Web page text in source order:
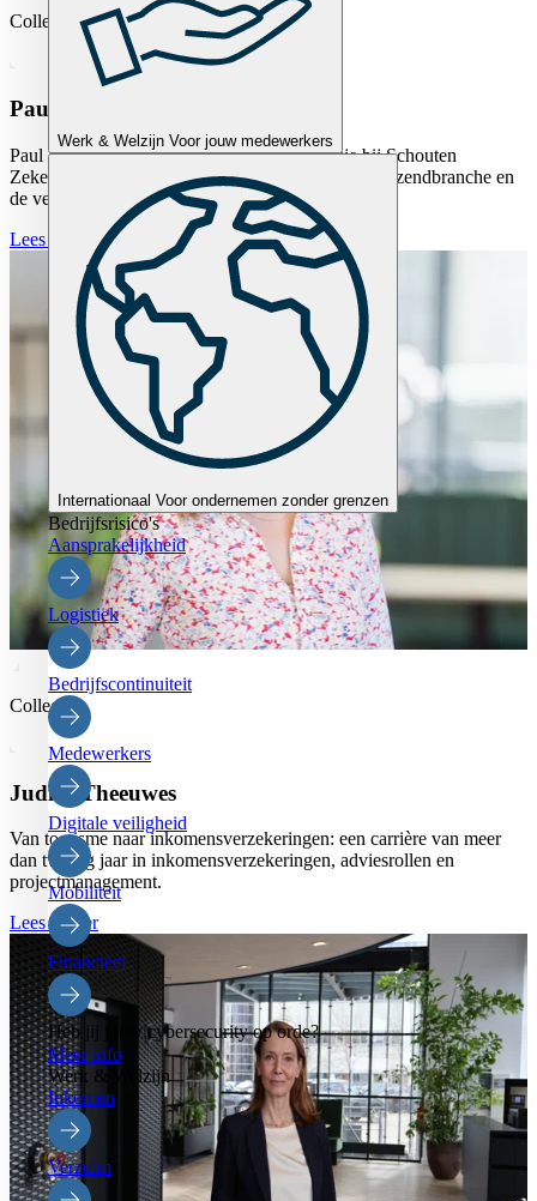
Werk & Welzijn Voor jouw medewerkers
Internationaal Voor ondernemen zonder grenzen
Bedrijfsrisico's
Aansprakelijkheid
Logistiek
Bedrijfscontinuiteit
Medewerkers
Digitale veiligheid
Mobiliteit
Financieel
Heb jij jouw cybersecurity op orde?
Meer info
Werk & Welzijn
Inkomen
Verzuim
Collega’s
Paul Berer
Paul Berer nam via een oud-collega een kijkje bij Schouten
Zekerheid. Na jaren in commerciële functies, de uitzendbranche en
de verzekeringswereld.
Lees verder
Collega’s
Judith Theeuwes
Van toerisme naar inkomensverzekeringen: een carrière van meer
dan twintig jaar in inkomensverzekeringen, adviesrollen en
projectmanagement.
Lees verder